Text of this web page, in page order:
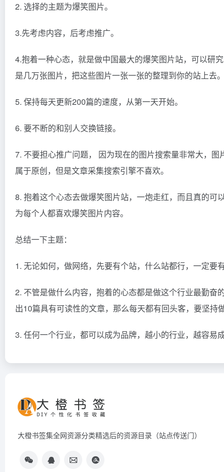
2. 选择的主题为爆笑图片。
3.先考虑内容，后考虑推广。
4.抱着一种心态，就是做中国最大的爆笑图片站，可以研
是几万张图片，把这些图片一张一张的整理到你的站上去。
5. 保持每天更新200篇的速度，从第一天开始。
6. 要不断的和别人交换链接。
7. 不要担心推广问题， 因为现在的图片搜索量非常大，
属于原创，但是文章采集搜索引擎不喜欢。
8. 抱着这个心态去做爆笑图片站，一炮走红，而且真的
为每个人都喜欢爆笑图片内容。
总结一下主题：
1. 无论如何，做网络，先要有个站，什么站都行，一定要
2. 不管是做什么内容，抱着的心态都是做这个行业最勤
出10篇具有可读性的文章，那么每天都有回头客，要坚持
3. 任何一个行业，都可以成为品牌，越小的行业，越容易成
大橙书签集全网资源分类精选后的资源目录（站点传送门）